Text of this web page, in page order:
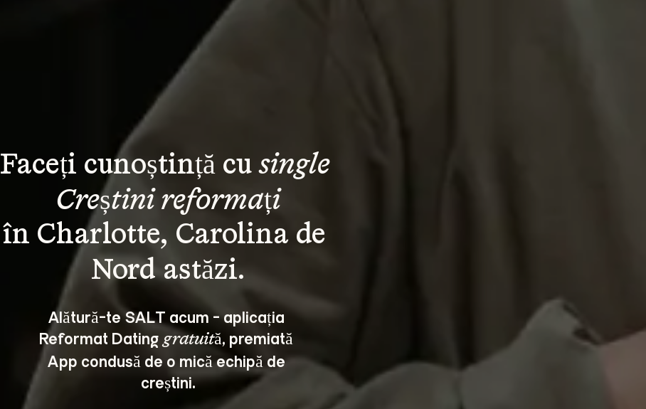
Faceți cunoștință cu single
Creștini reformați
în Charlotte, Carolina de
Alătură-te SALT acum - aplicația
Reformat Dating gratuită, premiată
App condusă de o mică echipă de
creștini.